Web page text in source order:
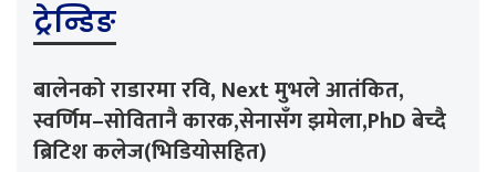
ट्रेन्डिङ
बालेनको राडारमा रवि, Next मुभले आतंकित,
स्वर्णिम–सोवितानै कारक,सेनासँग झमेला,PhD बेच्दै
ब्रिटिश कलेज(भिडियोसहित)